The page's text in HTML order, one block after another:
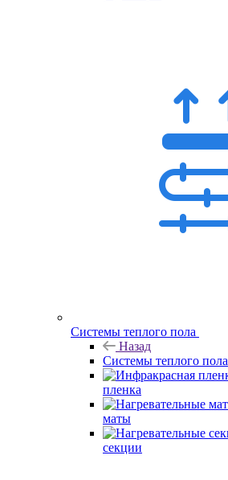
Системы теплого пола
Назад
Системы теплого пола
пленка
маты
секции